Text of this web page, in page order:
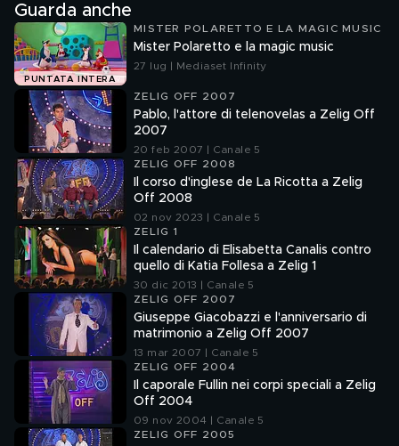
Guarda anche
PUNTATA INTERA
MISTER POLARETTO E LA MAGIC MUSIC
Mister Polaretto e la magic music
27 lug | Mediaset Infinity
ZELIG OFF 2007
Pablo, l'attore di telenovelas a Zelig Off
2007
20 feb 2007 | Canale 5
ZELIG OFF 2008
Il corso d'inglese de La Ricotta a Zelig
Off 2008
02 nov 2023 | Canale 5
ZELIG 1
Il calendario di Elisabetta Canalis contro
quello di Katia Follesa a Zelig 1
30 dic 2013 | Canale 5
ZELIG OFF 2007
Giuseppe Giacobazzi e l'anniversario di
matrimonio a Zelig Off 2007
13 mar 2007 | Canale 5
ZELIG OFF 2004
Il caporale Fullin nei corpi speciali a Zelig
Off 2004
09 nov 2004 | Canale 5
ZELIG OFF 2005